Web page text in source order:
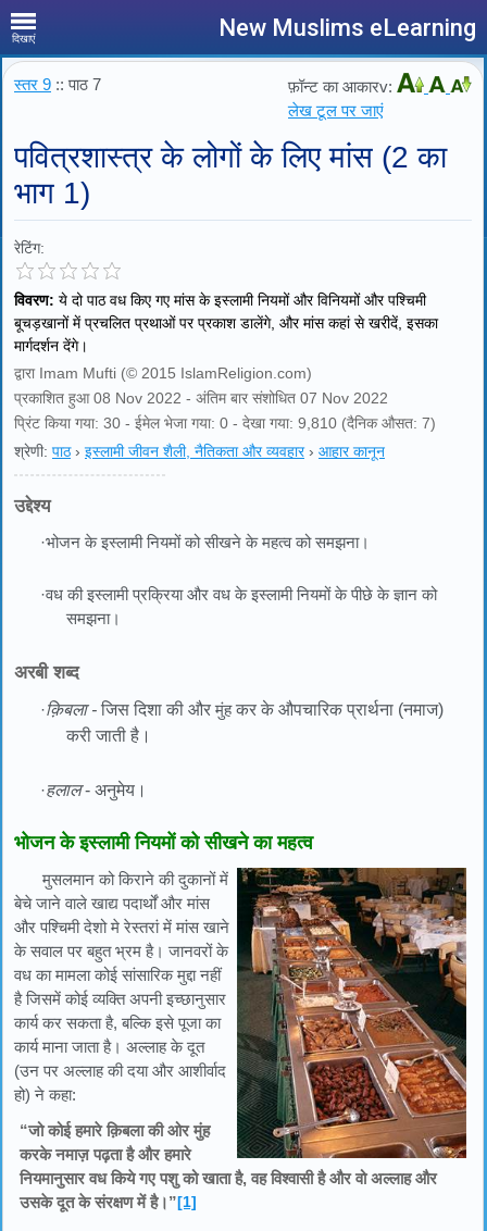
दिखाएं New Muslims eLearning
स्तर 9 :: पाठ 7
फ़ॉन्ट का आकारv:
लेख टूल पर जाएं
पवित्रशास्त्र के लोगों के लिए मांस (2 का
भाग 1)
रेटिंग:
विवरण: ये दो पाठ वध किए गए मांस के इस्लामी नियमों और विनियमों और पश्चिमी
बूचड़खानों में प्रचलित प्रथाओं पर प्रकाश डालेंगे, और मांस कहां से खरीदें, इसका
मार्गदर्शन देंगे।
द्वारा Imam Mufti (© 2015 IslamReligion.com)
प्रकाशित हुआ 08 Nov 2022 - अंतिम बार संशोधित 07 Nov 2022
प्रिंट किया गया: 30 - ईमेल भेजा गया: 0 - देखा गया: 9,810 (दैनिक औसत: 7)
श्रेणी: पाठ› इस्लामी जीवन शैली, नैतिकता और व्यवहार› आहार कानून
उद्देश्य
·भोजन के इस्लामी नियमों को सीखने के महत्व को समझना।
·वध की इस्लामी प्रक्रिया और वध के इस्लामी नियमों के पीछे के ज्ञान को
समझना।
अरबी शब्द
·क़िबला - जिस दिशा की औरमुंहकर के औपचारिक प्रार्थना (नमाज)
करी जाती है।
·हलाल- अनुमेय।
भोजन के इस्लामी नियमों को सीखने का महत्व
मुसलमान को किराने की दुकानों में
बेचे जाने वाले खाद्य पदार्थों और मांस
और पश्चिमी देशो मे रेस्तरां में मांस खाने
के सवाल पर बहुत भ्रम है। जानवरों के
वध का मामला कोई सांसारिक मुद्दा नहीं
है जिसमें कोई व्यक्ति अपनी इच्छानुसार
कार्य कर सकता है, बल्कि इसे पूजा का
कार्य माना जाता है। अल्लाह के दूत
(उन पर अल्लाह की दया और आशीर्वाद
हो) ने कहा:
“जो कोई हमारे क़िबला की ओर मुंह
करके नमाज़ पढ़ता है और हमारे
नियमानुसार वध किये गए पशु को खाता है, वह विश्वासी है और वो अल्लाह और
उसके दूत के संरक्षण में है।”[1]